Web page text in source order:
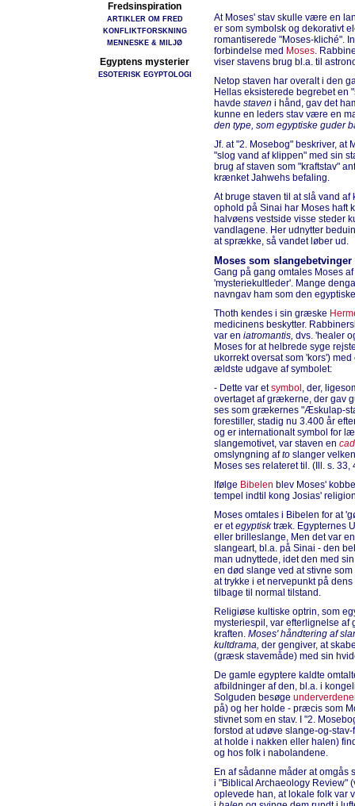
Fredsinspiration
ARTIKLER OM FRED
KONFLIKTFORSKNING
MENNESKE & MILJØ
Egyptens mysterier
ESOTERISK EGYPTOLOGI
At Moses' stav skulle være en
er som symbolsk og dekorativt
romantiserede "Moses-kliché".
forbindelse med Moses.
viser stavens brug bl.a. til
Netop staven har overalt i den
Hellas eksisterede begrebet en
havde staven i hånd, gav det
kunne en leders stav være en
den type, som egyptiske guder
Jf. at "2. Mosebog" beskriver, at
"slog vand af klippen" med sin
brug af staven som "kraftstav"
krænket Jahwehs befaling.
At bruge staven til at slå vand
ophold på Sinai har Moses haft
halvøens vestside visse steder
vandlagene. Her udnytter
at sprække, så vandet løber ud.
Moses som slangebetvinger
Gang på gang omtales Moses
'mysteriekultleder'. Mange
navngav ham som den
Thoth kendes i sin græske
medicinens beskytter.
var en iatromantis, dvs. 'healer
Moses for at helbrede syge
ukorrekt oversat som 'kors')
ældste udgave af symbolet:
- Dette var etsymbol , der,
overtaget af grækerne, der gav
ses som grækernes "Æskulap-
forestiller, stadig nu 3.400 år
og er internationalt symbol for
slangemotivet, var staven en
omslyngning afto slanger
Moses ses relateret til. (Ill. s. 33,
Ifølge Bibelen blev Moses'
tempel indtil kong Josias'
Moses omtales i Bibelen for at
er etegyptisktræk. Egypternes
eller brilleslange, Men det var
slangeart, bl.a. på Sinai - den
man udnyttede, idet den med
en død slange ved at stivne
at trykke i et nervepunkt på
tilbage til normal tilstand.
Religiøse kultiske optrin, som
mysteriespil, var efterlignelse af
kraften. Moses' håndtering af
kultdrama, der gengiver, at
(græsk stavemåde) med sin
De gamle egyptere kaldte
afbildninger af den, bl.a. i
Solguden besøge
på) og her holde - præcis som
stivnet som en stav. I "2.
forstod at udøve slange-og-
at holde i nakken eller halen)
og hos folk i nabolandene.
En af sådanne måder at omgås
i "Biblical Archaeology Review"
oplevede han, at lokale folk var